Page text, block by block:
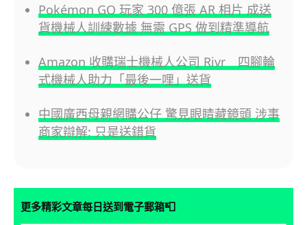
Pokémon GO 玩家 300 億張 AR 相片 成送
貨機械人訓練數據 無需 GPS 做到精準導航
Amazon 收購瑞士機械人公司 Rivr 四腳輪
式機械人助力「最後一哩」送貨
中國廣西母親網購公仔 驚見眼睛藏鏡頭 涉事
商家辯解: 只是送錯貨
更多精彩文章每日送到電子郵箱📮